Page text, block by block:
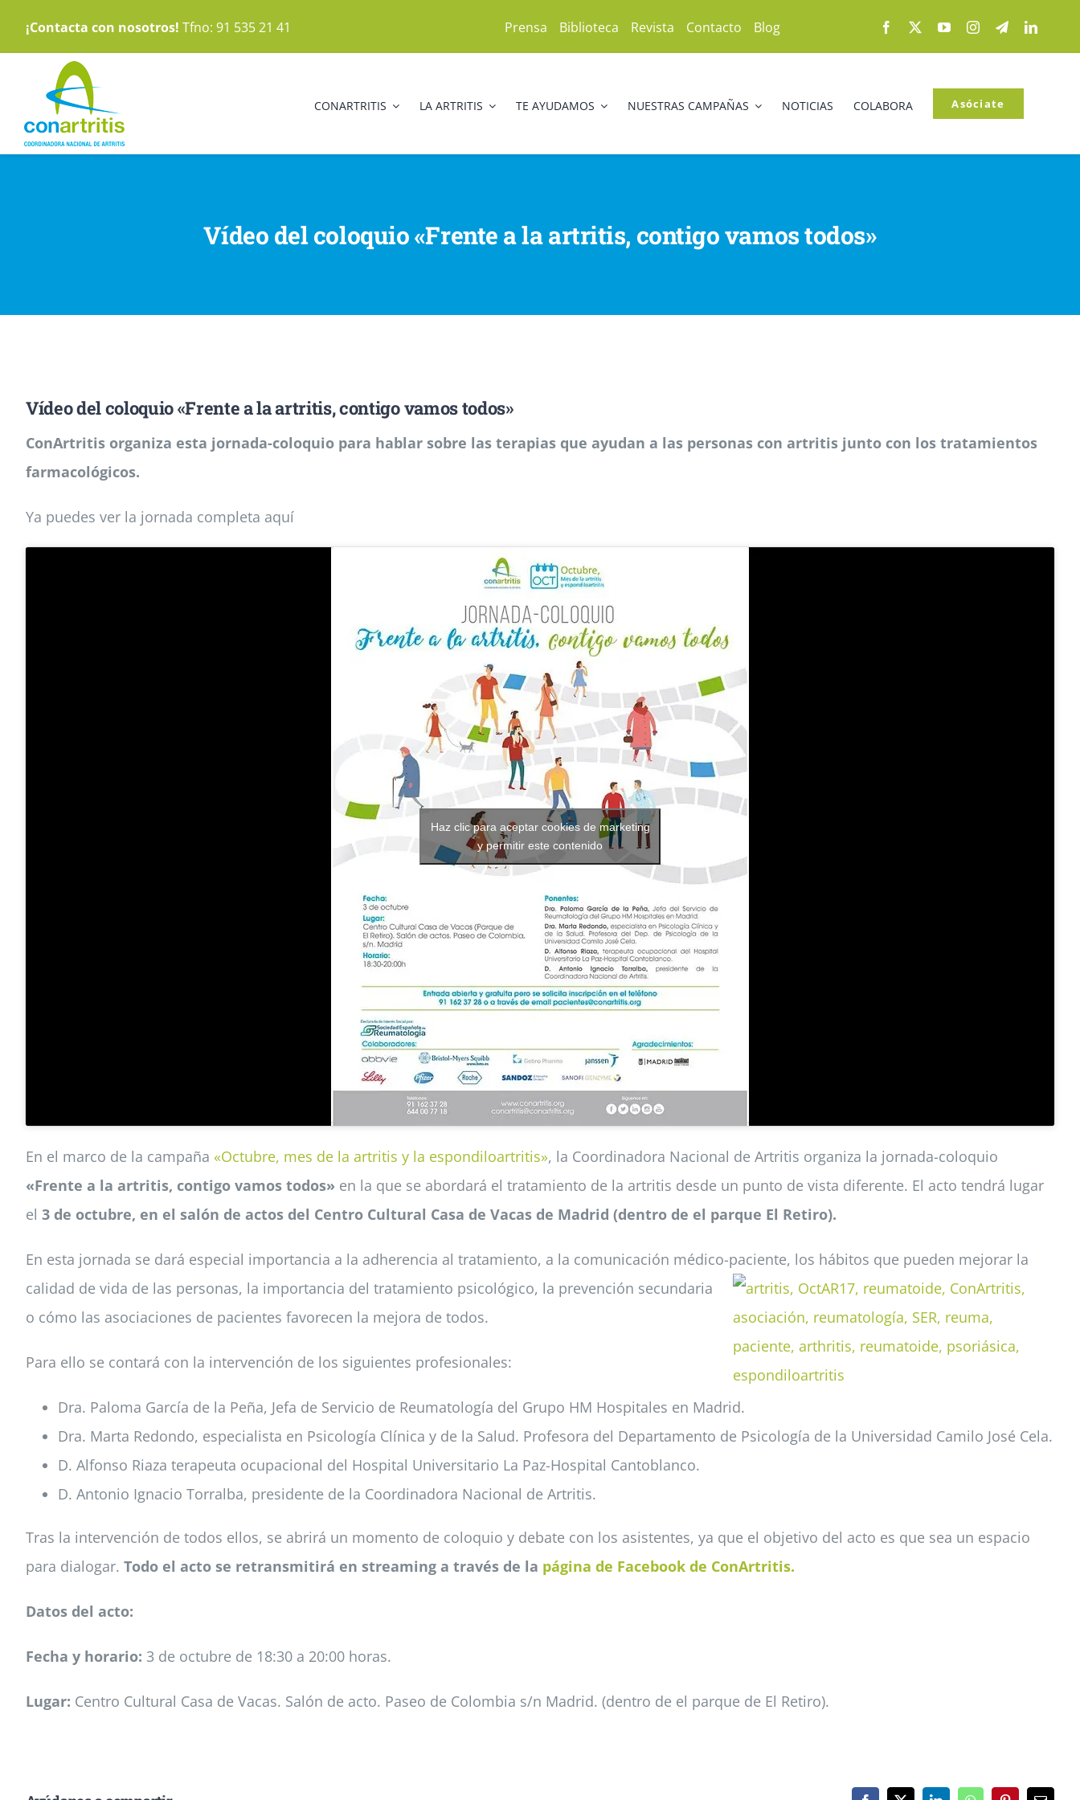
contenido
¡Contacta con nosotros! Tfno: 91 535 21 41 Prensa Biblioteca Revista Contacto Blog
CONARTRITIS LA ARTRITIS TE AYUDAMOS NUESTRAS CAMPAÑAS NOTICIAS COLABORA Asóciate
Vídeo del coloquio «Frente a la artritis, contigo vamos todos»
Vídeo del coloquio «Frente a la artritis, contigo vamos todos»
ConArtritis organiza esta jornada-coloquio para hablar sobre las terapias que ayudan a las personas con artritis junto con los tratamientos
farmacológicos.
Ya puedes ver la jornada completa aquí
Haz clic para aceptar cookies de marketing
y permitir este contenido
En el marco de la campaña «Octubre, mes de la artritis y la espondiloartritis», la Coordinadora Nacional de Artritis organiza la jornada-coloquio
«Frente a la artritis, contigo vamos todos» en la que se abordará el tratamiento de la artritis desde un punto de vista diferente. El acto tendrá lugar
el 3 de octubre, en el salón de actos del Centro Cultural Casa de Vacas de Madrid (dentro de el parque El Retiro).
En esta jornada se dará especial importancia a la adherencia al tratamiento, a la comunicación médico-paciente, los hábitos que pueden mejorar la
calidad de vida de las personas, la importancia del tratamiento psicológico, la prevención secundaria
o cómo las asociaciones de pacientes favorecen la mejora de todos.
Para ello se contará con la intervención de los siguientes profesionales:
Dra. Paloma García de la Peña, Jefa de Servicio de Reumatología del Grupo HM Hospitales en Madrid.
Dra. Marta Redondo, especialista en Psicología Clínica y de la Salud. Profesora del Departamento de Psicología de la Universidad Camilo José Cela.
D. Alfonso Riaza terapeuta ocupacional del Hospital Universitario La Paz-Hospital Cantoblanco.
D. Antonio Ignacio Torralba, presidente de la Coordinadora Nacional de Artritis.
Tras la intervención de todos ellos, se abrirá un momento de coloquio y debate con los asistentes, ya que el objetivo del acto es que sea un espacio
para dialogar. Todo el acto se retransmitirá en streaming a través de la página de Facebook de ConArtritis.
Datos del acto:
Fecha y horario: 3 de octubre de 18:30 a 20:00 horas.
Lugar: Centro Cultural Casa de Vacas. Salón de acto. Paseo de Colombia s/n Madrid. (dentro de el parque de El Retiro).